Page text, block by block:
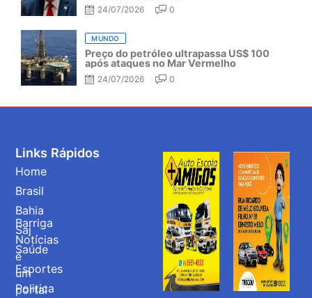
24/07/2026 0
MUNDO
Preço do petróleo ultrapassa US$ 100
após ataques no Mar Vermelho
24/07/2026 0
Barriga
Notícias
é
um
portal
Links Rápidos
Home
Brasil
Bahia
Saj
Saúde
Esportes
Politica